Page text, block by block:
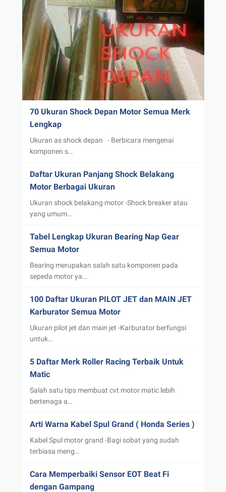
70 Ukuran Shock Depan Motor Semua Merk
Lengkap
Ukuran as shock depan - Berbicara mengenai
komponen s…
Daftar Ukuran Panjang Shock Belakang
Motor Berbagai Ukuran
Ukuran shock belakang motor -Shock breaker atau
yang umum…
Tabel Lengkap Ukuran Bearing Nap Gear
Semua Motor
Bearing merupakan salah satu komponen pada
sepeda motor ya…
100 Daftar Ukuran PILOT JET dan MAIN JET
Karburator Semua Motor
Ukuran pilot jet dan main jet -Karburator berfungsi
untuk…
5 Daftar Merk Roller Racing Terbaik Untuk
Matic
Salah satu tips membuat cvt motor matic lebih
bertenaga a…
Arti Warna Kabel Spul Grand ( Honda Series )
Kabel Spul motor grand -Bagi sobat yang sudah
terbiasa meng…
Cara Memperbaiki Sensor EOT Beat Fi
dengan Gampang